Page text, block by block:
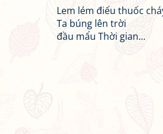
Lem lém điếu thuốc
Ta búng lên trời
đầu mẩu Thời gian...